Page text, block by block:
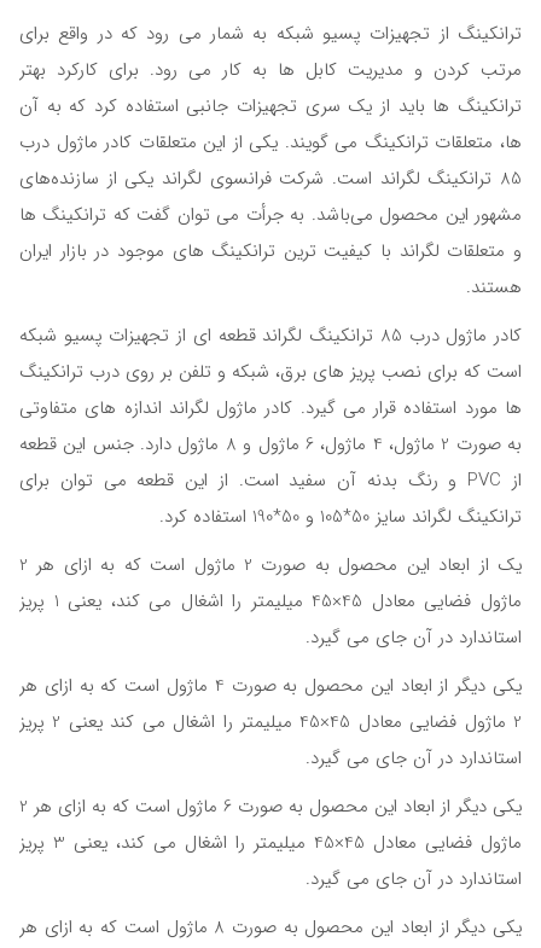
ترانکینگ از تجهیزات پسیو شبکه به شمار می رود که در واقع برای
مرتب کردن و مدیریت کابل ها به کار می رود. برای کارکرد بهتر
ترانکینگ ها باید از یک سری تجهیزات جانبی استفاده کرد که به آن
ها، متعلقات ترانکینگ می گویند. یکی از این متعلقات کادر ماژول درب
85 ترانکینگ لگراند است. شرکت فرانسوی لگراند یکی از سازنده‌های
مشهور این محصول می‌باشد. به جرأت می توان گفت که ترانکینگ ها
و متعلقات لگراند با کیفیت ترین ترانکینگ های موجود در بازار ایران
هستند.
کادر ماژول درب 85 ترانکینگ لگراند قطعه ای از تجهیزات پسیو شبکه
است که برای نصب پریز های برق، شبکه و تلفن بر روی درب ترانکینگ
ها مورد استفاده قرار می گیرد. کادر ماژول لگراند اندازه های متفاوتی
به صورت 2 ماژول، 4 ماژول، 6 ماژول و 8 ماژول دارد. جنس این قطعه
از PVC و رنگ بدنه آن سفید است. از این قطعه می توان برای
ترانکینگ لگراند سایز 50*105 و 50*190 استفاده کرد.
یک از ابعاد این محصول به صورت 2 ماژول است که به ازای هر 2
ماژول فضایی معادل 45×45 میلیمتر را اشغال می کند، یعنی 1 پریز
استاندارد در آن جای می گیرد.
یکی دیگر از ابعاد این محصول به صورت 4 ماژول است که به ازای هر
2 ماژول فضایی معادل 45×45 میلیمتر را اشغال می کند یعنی 2 پریز
استاندارد در آن جای می گیرد.
یکی دیگر از ابعاد این محصول به صورت 6 ماژول است که به ازای هر 2
ماژول فضایی معادل 45×45 میلیمتر را اشغال می کند، یعنی 3 پریز
استاندارد در آن جای می گیرد.
یکی دیگر از ابعاد این محصول به صورت 8 ماژول است که به ازای هر